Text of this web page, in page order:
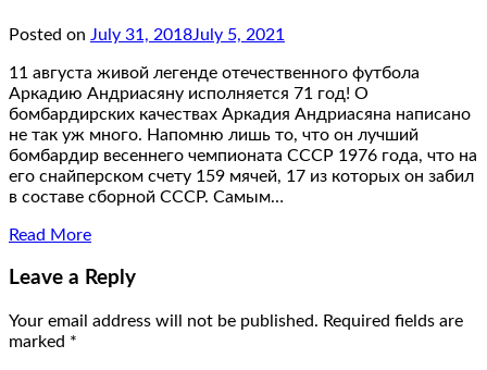
Posted on July 31, 2018July 5, 2021
11 августа живой легенде отечественного футбола
Аркадию Андриасяну исполняется 71 год! О
бомбардирских качествах Аркадия Андриасяна написано
не так уж много. Напомню лишь то, что он лучший
бомбардир весеннего чемпионата СССР 1976 года, что на
его снайперском счету 159 мячей, 17 из которых он забил
в составе сборной СССР. Самым…
Read More
Leave a Reply
Your email address will not be published. Required fields are
marked *